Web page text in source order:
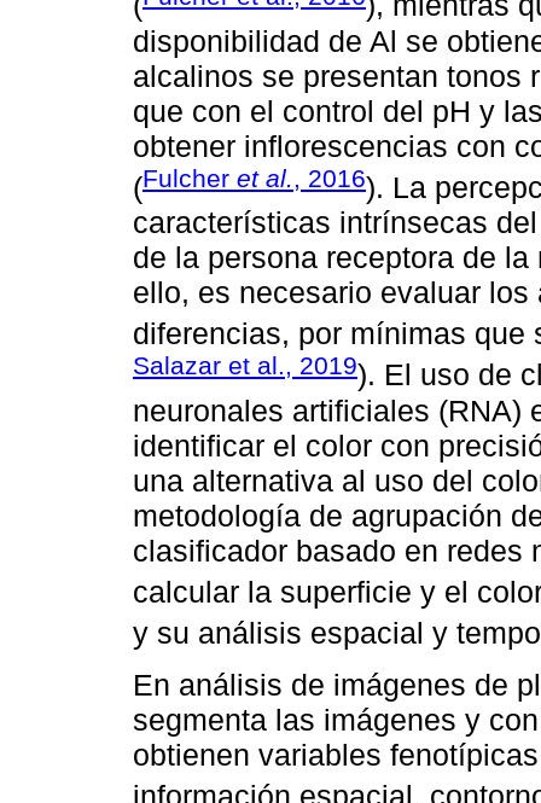
disponibilidad de Al se
alcalinos se presentan tonos
que con el control del pH y
obtener inflorescencias con
(Fulcher et al., 2016). La
características intrínsecas
de la persona receptora de
ello, es necesario evaluar
diferencias, por mínimas que
Salazar et al., 2019). El uso de
neuronales artificiales (RNA)
identificar el color con
una alternativa al uso del
metodología de agrupación
clasificador basado en redes
calcular la superficie y el
y su análisis espacial y
En análisis de imágenes de
segmenta las imágenes y
obtienen variables
información espacial,